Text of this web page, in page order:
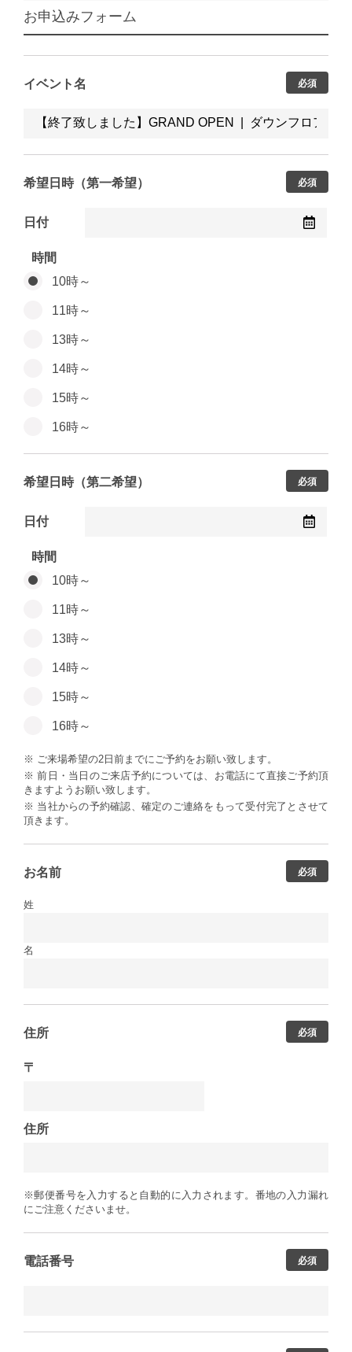
お申込みフォーム
イベント名 必須
希望日時（第一希望） 必須
日付
時間
10時～
11時～
13時～
14時～
15時～
16時～
希望日時（第二希望） 必須
日付
時間
10時～
11時～
13時～
14時～
15時～
16時～
※ ご来場希望の2日前までにご予約をお願い致します。
※ 前日・当日のご来店予約については、お電話にて直接ご予約頂
きますようお願い致します。
※ 当社からの予約確認、確定のご連絡をもって受付完了とさせて
頂きます。
お名前 必須
姓
名
住所 必須
〒
住所
※郵便番号を入力すると自動的に入力されます。番地の入力漏れ
にご注意くださいませ。
電話番号 必須